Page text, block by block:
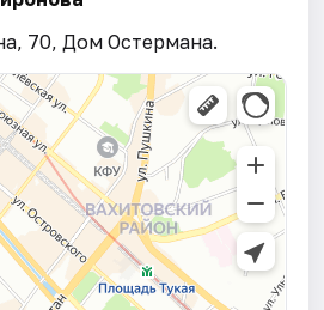
70, Дом Остермана.